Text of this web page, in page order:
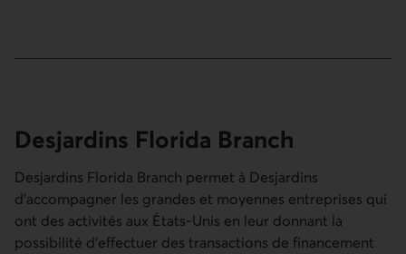
Desjardins Florida Branch
Desjardins Florida Branch permet à Desjardins
d'accompagner les grandes et moyennes entreprises qui
ont des activités aux États-Unis en leur donnant la
possibilité d'effectuer des transactions de financement